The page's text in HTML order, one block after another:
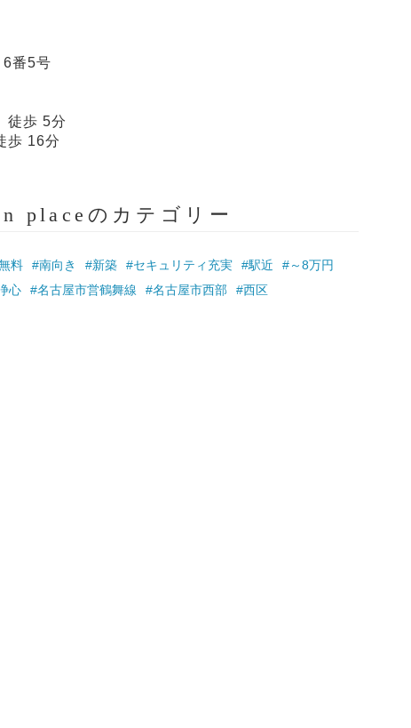
6番5号
徒歩 5分
歩 16分
placeのカテゴリー
料 #南向き #新築 #セキュリティ充実 #駅近
#～8万円
心
#名古屋市営鶴舞線 #名古屋市西部 #西区